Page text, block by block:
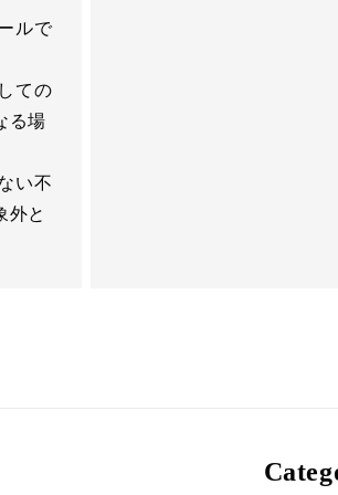
ルで
ての
る場
い不
外と